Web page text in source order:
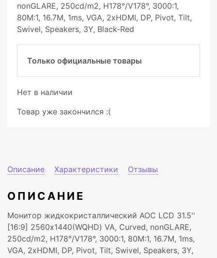
nonGLARE, 250cd/m2, H178°/V178°, 3000:1,
80M:1, 16.7M, 1ms, VGA, 2xHDMI, DP, Pivot, Tilt,
Swivel, Speakers, 3Y, Black-Red
Только официальные товары
Нет в наличии
Товар уже закончился :(
Описание Характеристики Отзывы
ОПИСАНИЕ
Монитор жидкокристаллический AOC LCD 31.5''
[16:9] 2560х1440(WQHD) VA, Curved, nonGLARE,
250cd/m2, H178°/V178°, 3000:1, 80M:1, 16.7M, 1ms,
VGA, 2xHDMI, DP, Pivot, Tilt, Swivel, Speakers, 3Y,